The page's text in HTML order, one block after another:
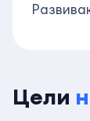
Цели